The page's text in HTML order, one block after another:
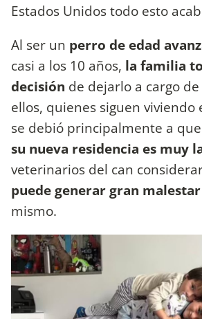
Estados Unidos todo esto
Al ser un perro de edad
casi a los 10 años, la familia
decisión de dejarlo a cargo
ellos, quienes siguen viviendo
se debió principalmente a que
su nueva residencia es muy
veterinarios del can
puede generar gran
mismo.